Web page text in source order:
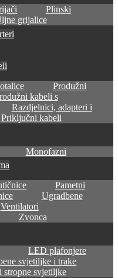
Plinski
grijalice
Produžni
kabeli s
Razdjelnici, adapteri i
Priključni kabeli
Monofazni
Pametni
Ugradbene
Ventilatori
Zvonca
LED plafonjere
svjetiljke i trake
stropne svjetiljke